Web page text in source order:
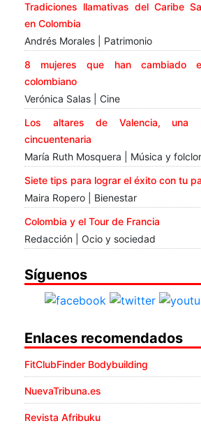
Tradiciones llamativas del Caribe
en Colombia
Andrés Morales | Patrimonio
8 mujeres que han cambiado
colombiano
Verónica Salas | Cine
Los altares de Valencia, una
cincuentenaria
María Ruth Mosquera | Música y folclor
Siete tips para lograr el éxito con tu
Maira Ropero | Bienestar
Colombia y el Tour de Francia
Redacción | Ocio y sociedad
Síguenos
Enlaces recomendados
FitClubFinder Bodybuilding
NuevaTribuna.es
Revista Afribuku